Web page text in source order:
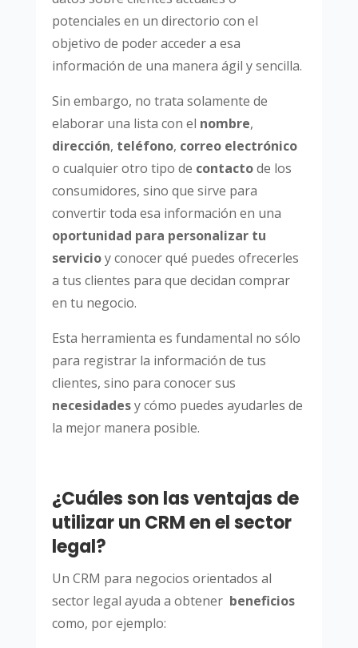
potenciales en un directorio con el
objetivo de poder acceder a esa
información de una manera ágil y sencilla.
Sin embargo, no trata solamente de
elaborar una lista con el nombre,
dirección, teléfono, correo electrónico
o cualquier otro tipo de contactode los
consumidores, sino que sirve para
convertir toda esa información en una
oportunidad para personalizar tu
servicioy conocer qué puedes ofrecerles
a tus clientes para que decidan comprar
en tu negocio.
Esta herramienta es fundamental no sólo
para registrar la información de tus
clientes, sino para conocer sus
necesidadesy cómo puedes ayudarles de
la mejor manera posible.
¿Cuáles son las ventajas de
utilizar un CRM en el sector
legal?
Un CRM para negocios orientados al
sector legal ayuda a obtener beneficios
como, por ejemplo: